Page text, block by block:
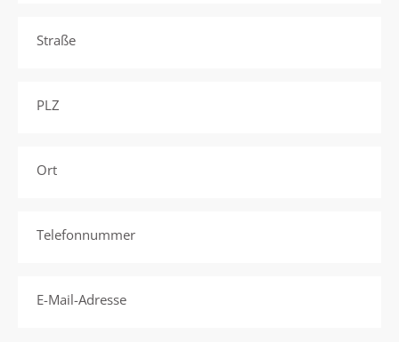
Straße
PLZ
Ort
Telefonnummer
E-Mail-Adresse